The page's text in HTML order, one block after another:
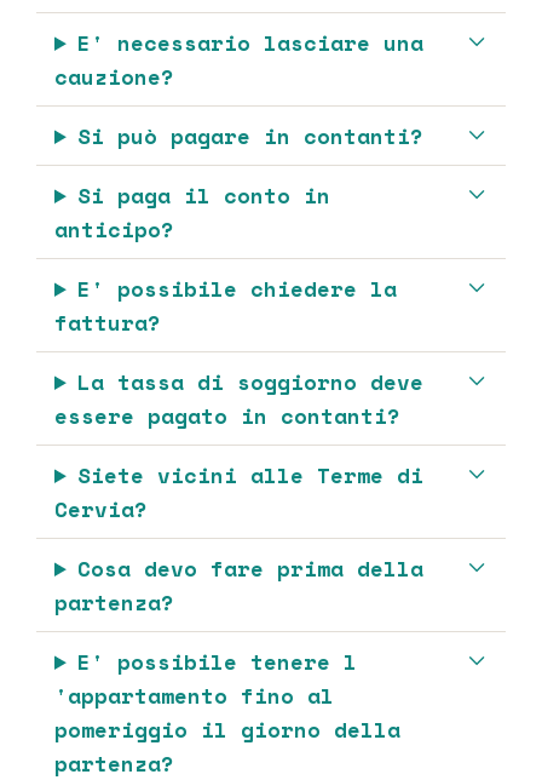
E' necessario lasciare una
cauzione?
Si può pagare in contanti?
Si paga il conto in
anticipo?
E' possibile chiedere la
fattura?
La tassa di soggiorno deve
essere pagato in contanti?
Siete vicini alle Terme di
Cervia?
Cosa devo fare prima della
partenza?
E' possibile tenere l
'appartamento fino al
pomeriggio il giorno della
partenza?